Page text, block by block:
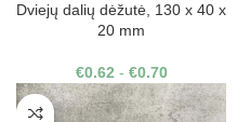
Dviejų dalių dėžutė, 130 x 40 x
20 mm
€0.62 - €0.70